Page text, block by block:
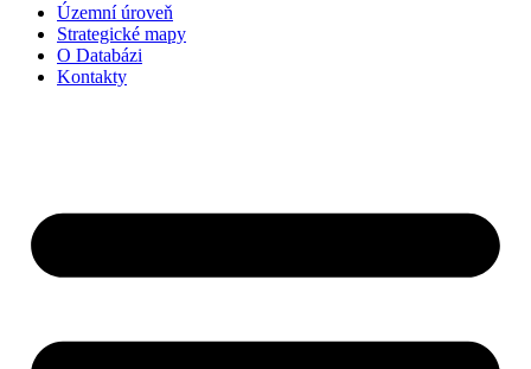
Územní úroveň
Strategické mapy
O Databázi
Kontakty